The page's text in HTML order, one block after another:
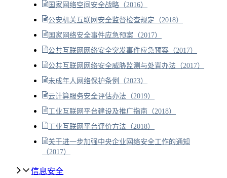
国家网络空间安全战略（2016）
公安机关互联网安全监督检查规定（2018）
国家网络安全事件应急预案（2017）
公共互联网网络安全突发事件应急预案（2017）
公共互联网网络安全威胁监测与处置办法（2017）
未成年人网络保护条例（2023）
云计算服务安全评估办法（2019）
工业互联网平台建设及推广指南（2018）
工业互联网平台评价方法（2018）
关于进一步加强中央企业网络安全工作的通知
（2017）
信息安全